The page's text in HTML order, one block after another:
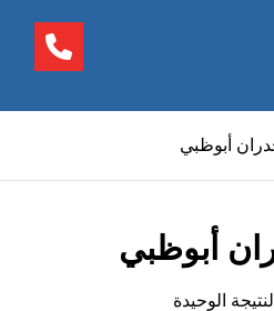
أبوظبي
أبوظبي
الوحيدة